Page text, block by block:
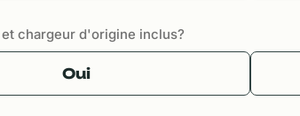
chargeur d'origine inclus?
Oui